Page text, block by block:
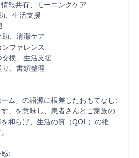
報共有、モーニングケア
、生活支援
、清潔ケア
ファレンス
換、生活支援
、書類整理
ム」の語源に根差したおもてなし:
す」を意味し、患者さんとご家族の
和らげ、生活の質（QOL）の維
: